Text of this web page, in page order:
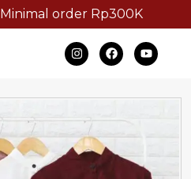
Minimal order Rp300K